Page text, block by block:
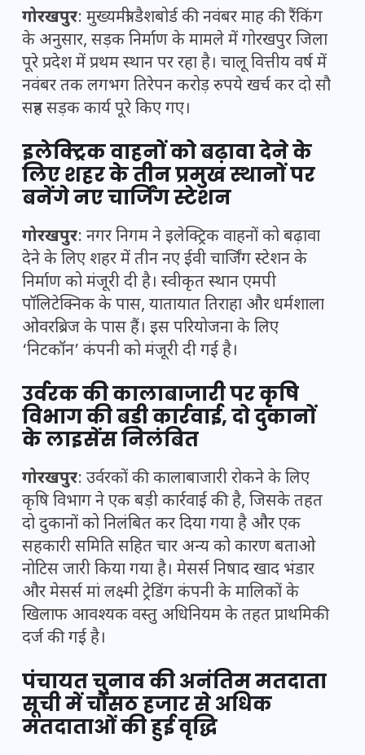
गोरखपुर: मुख्यमंत्री डैशबोर्ड की नवंबर माह की रैंकिंग
के अनुसार, सड़क निर्माण के मामले में गोरखपुर जिला
पूरे प्रदेश में प्रथम स्थान पर रहा है। चालू वित्तीय वर्ष में
नवंबर तक लगभग तिरेपन करोड़ रुपये खर्च कर दो सौ
सत्रह सड़क कार्य पूरे किए गए।
इलेक्ट्रिक वाहनों को बढ़ावा देने के
लिए शहर के तीन प्रमुख स्थानों पर
बनेंगे नए चार्जिंग स्टेशन
गोरखपुर: नगर निगम ने इलेक्ट्रिक वाहनों को बढ़ावा
देने के लिए शहर में तीन नए ईवी चार्जिंग स्टेशन के
निर्माण को मंजूरी दी है। स्वीकृत स्थान एमपी
पॉलिटेक्निक के पास, यातायात तिराहा और धर्मशाला
ओवरब्रिज के पास हैं। इस परियोजना के लिए
‘निटकॉन’ कंपनी को मंजूरी दी गई है।
उर्वरक की कालाबाजारी पर कृषि
विभाग की बड़ी कार्रवाई, दो दुकानों
के लाइसेंस निलंबित
गोरखपुर: उर्वरकों की कालाबाजारी रोकने के लिए
कृषि विभाग ने एक बड़ी कार्रवाई की है, जिसके तहत
दो दुकानों को निलंबित कर दिया गया है और एक
सहकारी समिति सहित चार अन्य को कारण बताओ
नोटिस जारी किया गया है। मेसर्स निषाद खाद भंडार
और मेसर्स मां लक्ष्मी ट्रेडिंग कंपनी के मालिकों के
खिलाफ आवश्यक वस्तु अधिनियम के तहत प्राथमिकी
दर्ज की गई है।
पंचायत चुनाव की अनंतिम मतदाता
सूची में चौंसठ हजार से अधिक
मतदाताओं की हुई वृद्धि